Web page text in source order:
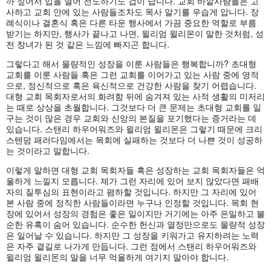
사하고 교회 안에 있는 사람들조차도 목사 알기를 우습게 압니다. 장
례식이나 결혼식 혹은 다른 타운 행사에서 가끔 중요한 역할로 부름
받기는 하지만, 행사가 끝나고 나면, 윌리엄 윌리몬이 말한 것처럼, 성
전 창녀가 된 것 같은 느낌에 빠지곤 합니다.
그렇다고 해서 물량적인 성장을 이룬 사람들은 행복합니까? 초대형
교회를 이룬 사람들 혹은 그런 교회를 이어가고 있는 사람 중에 영적
으로, 정신적으로 혹은 육신적으로 건강한 사람을 찾기 어렵습니다.
대형 교회 목회자로서의 화려함 뒤에 숨겨져 있는 사적 생활의 미저리
는 때로 상상을 초월합니다. 그것보다 더 큰 문제는 초대형 교회를 일
구는 것이 많은 경우 교회와 신앙의 본질을 포기했다는 증거라는 데
있습니다. 스탠리 하우어워즈와 윌리엄 윌리몬은 그렇기 때문에 크리
스텐덤 패러다임에서는 목회에 실패하는 것보다 더 나쁜 것이 성공하
는 것이라고 말합니다.
이렇게 말하면 대형 교회 목회자들 혹은 성장하는 교회 목회자들은 억
울하게 느낄지 모릅니다. 제가 그런 자리에 있어 보지 않았다면 패배
자의 질투심의 표현이라고 폄하할 것입니다. 하지만 그 자리에 있어
본 사람 중에 정직한 사람들이라면 누구나 인정할 것입니다. 목회 현
장에 있어서 성장의 경험은 좋은 일이지만 거기에는 아주 은밀하고 불
순한 유혹이 숨어 있습니다. 순수한 헌신과 열정만으로도 물량적 성장
은 일어날 수 있습니다. 하지만 그 성장을 키워가고 유지하려는 노력
은 자주 곁길로 나가게 만듭니다. 그런 점에서 스탠리 하우어워즈와
윌리엄 윌리몬의 말을 너무 억울하게 여기지 말아야 합니다.